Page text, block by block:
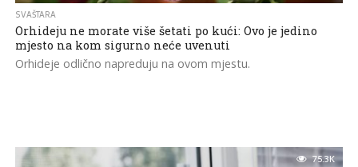
SVAŠTARA
Orhideju ne morate više šetati po kući: Ovo je jedino
mjesto na kom sigurno neće uvenuti
Orhideje odlično napreduju na ovom mjestu.
75.3K